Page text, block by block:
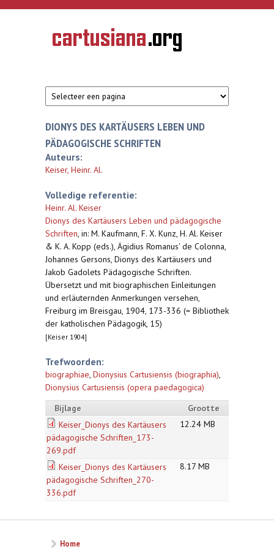
Overslaan en naar de inhoud gaan
CARTUSIANA
Geschiedenis
van de
DIONYS DES KARTÄUSERS LEBEN UND
PÄDAGOGISCHE SCHRIFTEN
Auteurs:
Keiser, Heinr. Al.
Volledige referentie:
Heinr. Al. Keiser
Dionys des Kartäusers Leben und pädagogische
Schriften, in: M. Kaufmann, F. X. Kunz, H. Al. Keiser
& K. A. Kopp (eds.), Ägidius Romanus' de Colonna,
Johannes Gersons, Dionys des Kartäusers und
Jakob Gadolets Pädagogische Schriften.
Übersetzt und mit biographischen Einleitungen
und erläuternden Anmerkungen versehen,
Freiburg im Breisgau, 1904, 173-336 (= Bibliothek
der katholischen Pädagogik, 15)
[Keiser 1904]
Trefwoorden:
biographiae, Dionysius Cartusiensis (biographia),
Dionysius Cartusiensis (opera paedagogica)
Bijlage
Grootte
Keiser_Dionys des Kartäusers
pädagogische Schriften_173-
269.pdf
12.24 MB
Keiser_Dionys des Kartäusers
pädagogische Schriften_270-
336.pdf
8.17 MB
Home